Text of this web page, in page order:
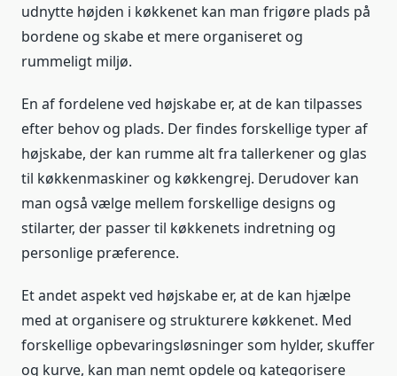
udnytte højden i køkkenet kan man frigøre plads på
bordene og skabe et mere organiseret og
rummeligt miljø.
En af fordelene ved højskabe er, at de kan tilpasses
efter behov og plads. Der findes forskellige typer af
højskabe, der kan rumme alt fra tallerkener og glas
til køkkenmaskiner og køkkengrej. Derudover kan
man også vælge mellem forskellige designs og
stilarter, der passer til køkkenets indretning og
personlige præference.
Et andet aspekt ved højskabe er, at de kan hjælpe
med at organisere og strukturere køkkenet. Med
forskellige opbevaringsløsninger som hylder, skuffer
og kurve, kan man nemt opdele og kategorisere